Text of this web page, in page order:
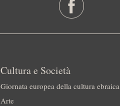
Cultura e Società
Giornata europea della cultura ebraica
Arte